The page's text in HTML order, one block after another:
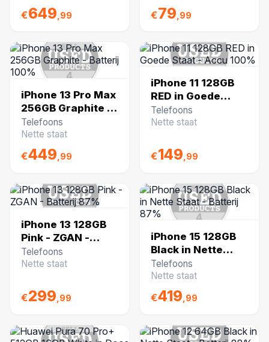
€649 ,99 €79 ,99
iPhone 13 Pro Max
256GB Graphite -
Batterij 100%
Telefoons
Nette staat
€449 ,99
iPhone 11 128GB
RED in Goede
Staat - Accu 100%
Telefoons
Nette staat
€149 ,99
iPhone 13 128GB
Pink - ZGAN -
Batterij 87%
Telefoons
Nette staat
€299 ,99
iPhone 15 128GB
Black in Nette
Staat - Batterij
87%
Telefoons
Nette staat
€419 ,99